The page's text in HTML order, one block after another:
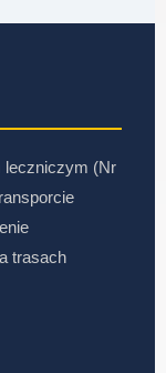
leczniczym (Nr
trasach